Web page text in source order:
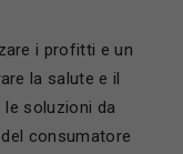
i profitti e un
la salute e il
le soluzioni da
consumatore